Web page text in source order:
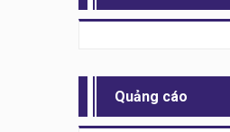
Quảng cáo